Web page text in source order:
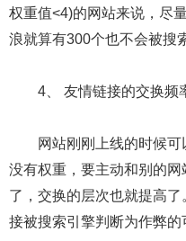
权重值<4)的网站来说，尽
浪就算有300个也不会被搜
4、 友情链接的交换频
网站刚刚上线的时候可
没有权重，要主动和别的
了，交换的层次也就提高
接被搜索引擎判断为作弊的